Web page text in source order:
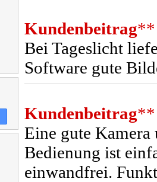
Kundenbeitrag**
Bei Tageslicht
Software gute
Kundenbeitrag**
Eine gute Kamera
Bedienung ist
einwandfrei.